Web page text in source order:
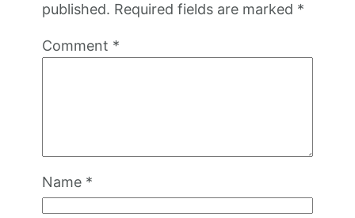
published. Required fields are marked *
Comment *
Name *